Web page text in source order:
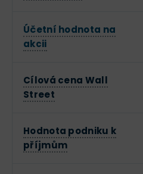
Účetní hodnota na
akcii
Cílová cena Wall
Street
Hodnota podniku k
příjmům